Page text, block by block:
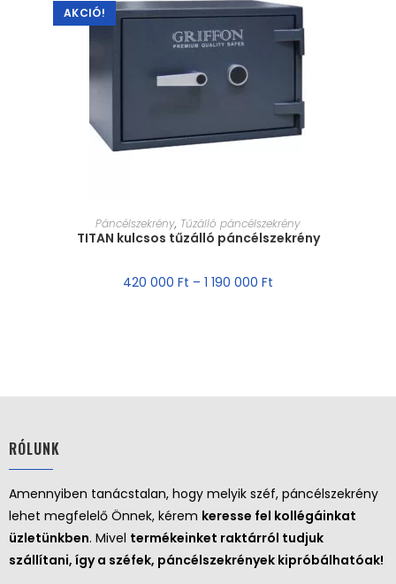
AKCIÓ!
MÉRET VÁLASZTÁSA
Páncélszekrény, Tűzálló páncélszekrény
TITAN kulcsos tűzálló páncélszekrény
420 000 Ft – 1 190 000 Ft
RÓLUNK
Amennyiben tanácstalan, hogy melyik széf, páncélszekrény
lehet megfelelő Önnek, kérem keresse fel kollégáinkat
üzletünkben. Mivel termékeinket raktárról tudjuk
szállítani, így a széfek, páncélszekrények kipróbálhatóak!